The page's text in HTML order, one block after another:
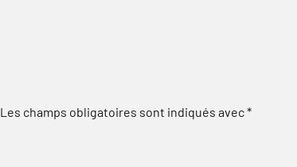
Les champs obligatoires sont indiqués avec*